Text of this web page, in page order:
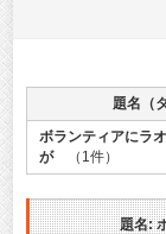
題名（
ボランティアにラ
が（1件）
題名: